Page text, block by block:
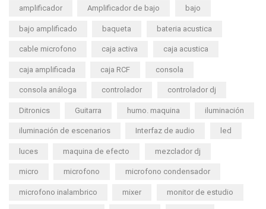
amplificador Amplificador de bajo bajo
bajo amplificado baqueta bateria acustica
cable microfono caja activa caja acustica
caja amplificada caja RCF consola
consola análoga controlador controlador dj
Ditronics Guitarra humo. maquina iluminación
iluminación de escenarios Interfaz de audio led
luces maquina de efecto mezclador dj
micro microfono microfono condensador
microfono inalambrico mixer monitor de estudio